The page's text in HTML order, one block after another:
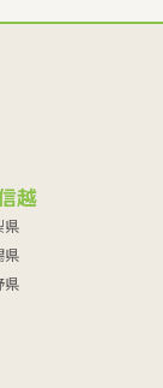
越
県
県
県